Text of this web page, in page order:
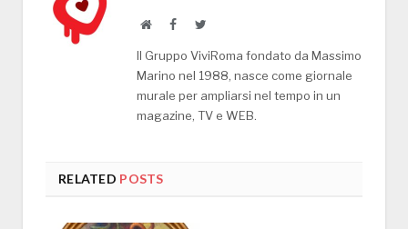
WebsiteFacebookTwitter
Il Gruppo ViviRoma fondato da Massimo
Marino nel 1988, nasce come giornale
murale per ampliarsi nel tempo in un
magazine, TV e WEB.
RELATED POSTS